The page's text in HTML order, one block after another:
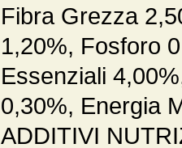
Fibra Grezza
1,20%, Fosforo
Essenziali
0,30%, Energia
ADDITIVI